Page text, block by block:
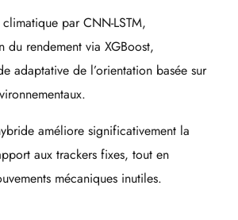
par CNN-LSTM,
du rendement via XGBoost,
adaptative de l’orientation basée sur
améliore significativement la
aux trackers fixes, tout en
mécaniques inutiles.